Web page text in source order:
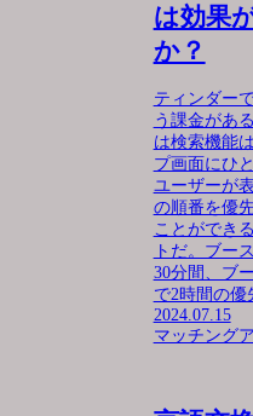
は効果
か？
ティンダー
う課金があ
は検索機能
プ画面にひ
ユーザーが
の順番を優
ことができ
トだ。ブー
30分間、ブ
で2時間の優
2024.07.15
マッチング